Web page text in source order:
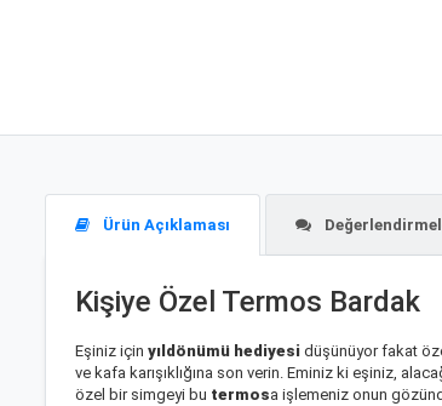
Ürün Açıklaması
Kişiye Özel Termos Bardak
Eşiniz için yıldönümü hediyesi düşünüyor fakat
ve kafa karışıklığına son verin. Eminiz ki eşiniz,
özel bir simgeyi bu termosa işlemeniz onun